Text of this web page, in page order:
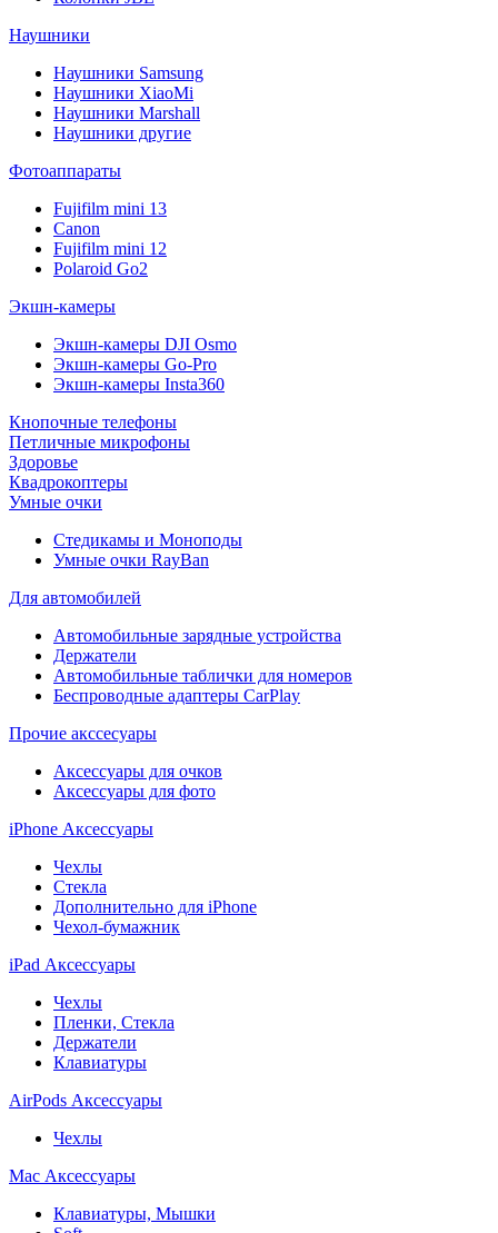
Наушники
Наушники Samsung
Наушники XiaoMi
Наушники Marshall
Наушники другие
Фотоаппараты
Fujifilm mini 13
Canon
Fujifilm mini 12
Polaroid Go2
Экшн-камеры
Экшн-камеры DJI Osmo
Экшн-камеры Go-Pro
Экшн-камеры Insta360
Кнопочные телефоны
Петличные микрофоны
Здоровье
Квадрокоптеры
Умные очки
Стедикамы и Моноподы
Умные очки RayBan
Для автомобилей
Автомобильные зарядные устройства
Держатели
Автомобильные таблички для номеров
Беспроводные адаптеры CarPlay
Прочие акссесуары
Аксессуары для очков
Аксессуары для фото
iPhone Аксессуары
Чехлы
Стекла
Дополнительно для iPhone
Чехол-бумажник
iPad Аксессуары
Чехлы
Пленки, Стекла
Держатели
Клавиатуры
AirPods Аксессуары
Чехлы
Mac Аксессуары
Клавиатуры, Мышки